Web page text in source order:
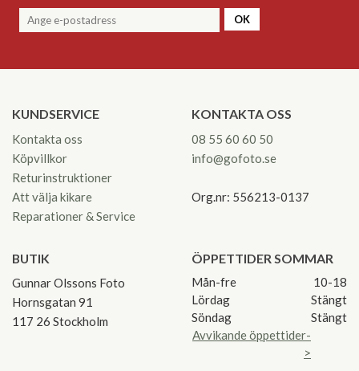
OK
KUNDSERVICE
Kontakta oss
Köpvillkor
Returinstruktioner
Att välja kikare
Reparationer & Service
KONTAKTA OSS
08 55 60 60 50
info@gofoto.se
Org.nr: 556213-0137
BUTIK
Gunnar Olssons Foto
Hornsgatan 91
117 26 Stockholm
ÖPPETTIDER SOMMAR
Mån-fre
10-18
Lördag
Stängt
Söndag
Stängt
Avvikande öppettider-
>